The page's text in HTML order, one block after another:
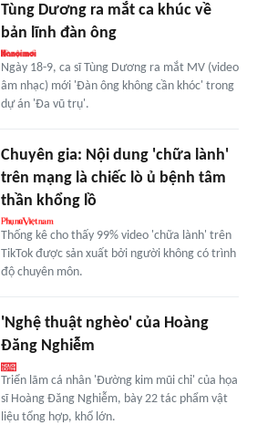
Tùng Dương ra mắt ca khúc về
bản lĩnh đàn ông
Ngày 18-9, ca sĩ Tùng Dương ra mắt MV (video
âm nhạc) mới 'Đàn ông không cần khóc' trong
dự án 'Đa vũ trụ'.
Chuyên gia: Nội dung 'chữa lành'
trên mạng là chiếc lò ủ bệnh tâm
thần khổng lồ
Thống kê cho thấy 99% video 'chữa lành' trên
TikTok được sản xuất bởi người không có trình
độ chuyên môn.
'Nghệ thuật nghèo' của Hoàng
Đăng Nghiễm
Triển lãm cá nhân 'Đường kim mũi chỉ' của họa
sĩ Hoàng Đăng Nghiễm, bày 22 tác phẩm vật
liệu tổng hợp, khổ lớn.